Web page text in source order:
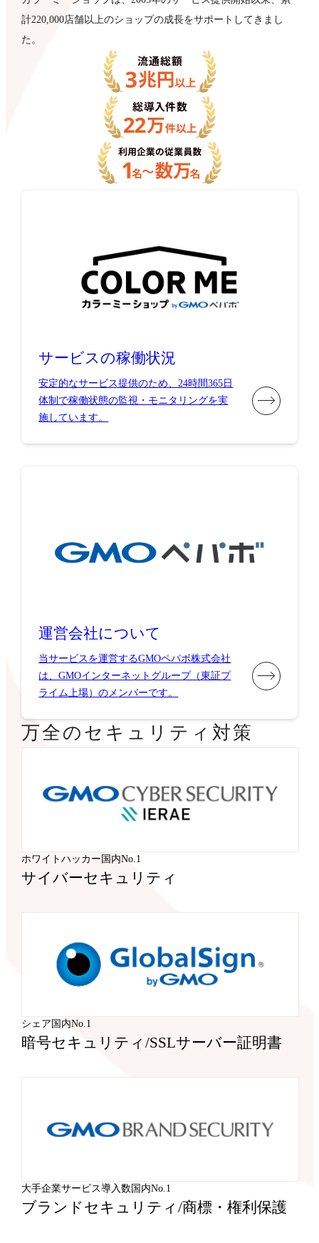
計220,000店舗以上のショップの成長をサポートしてきまし
た。
サービスの稼働状況
安定的なサービス提供のため、24時間365日
体制で稼働状態の監視・モニタリングを実
施しています。
運営会社について
当サービスを運営するGMOペパボ株式会社
は、GMOインターネットグループ（東証プ
ライム上場）のメンバーです。
万全のセキュリティ対策
ホワイトハッカー国内No.1
サイバーセキュリティ
シェア国内No.1
暗号セキュリティ/SSLサーバー証明書
大手企業サービス導入数国内No.1
ブランドセキュリティ/商標・権利保護